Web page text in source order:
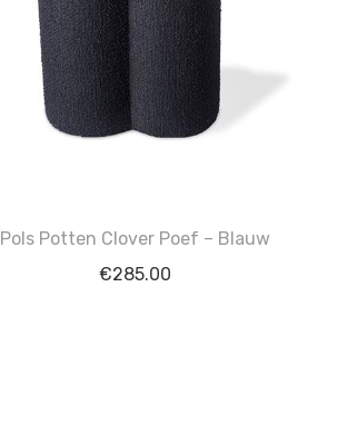
Pols Potten Clover Poef – Blauw
€285.00